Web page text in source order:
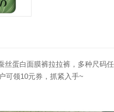
丝蛋白面膜裤拉拉裤，多种尺
可领10元券，抓紧入手~